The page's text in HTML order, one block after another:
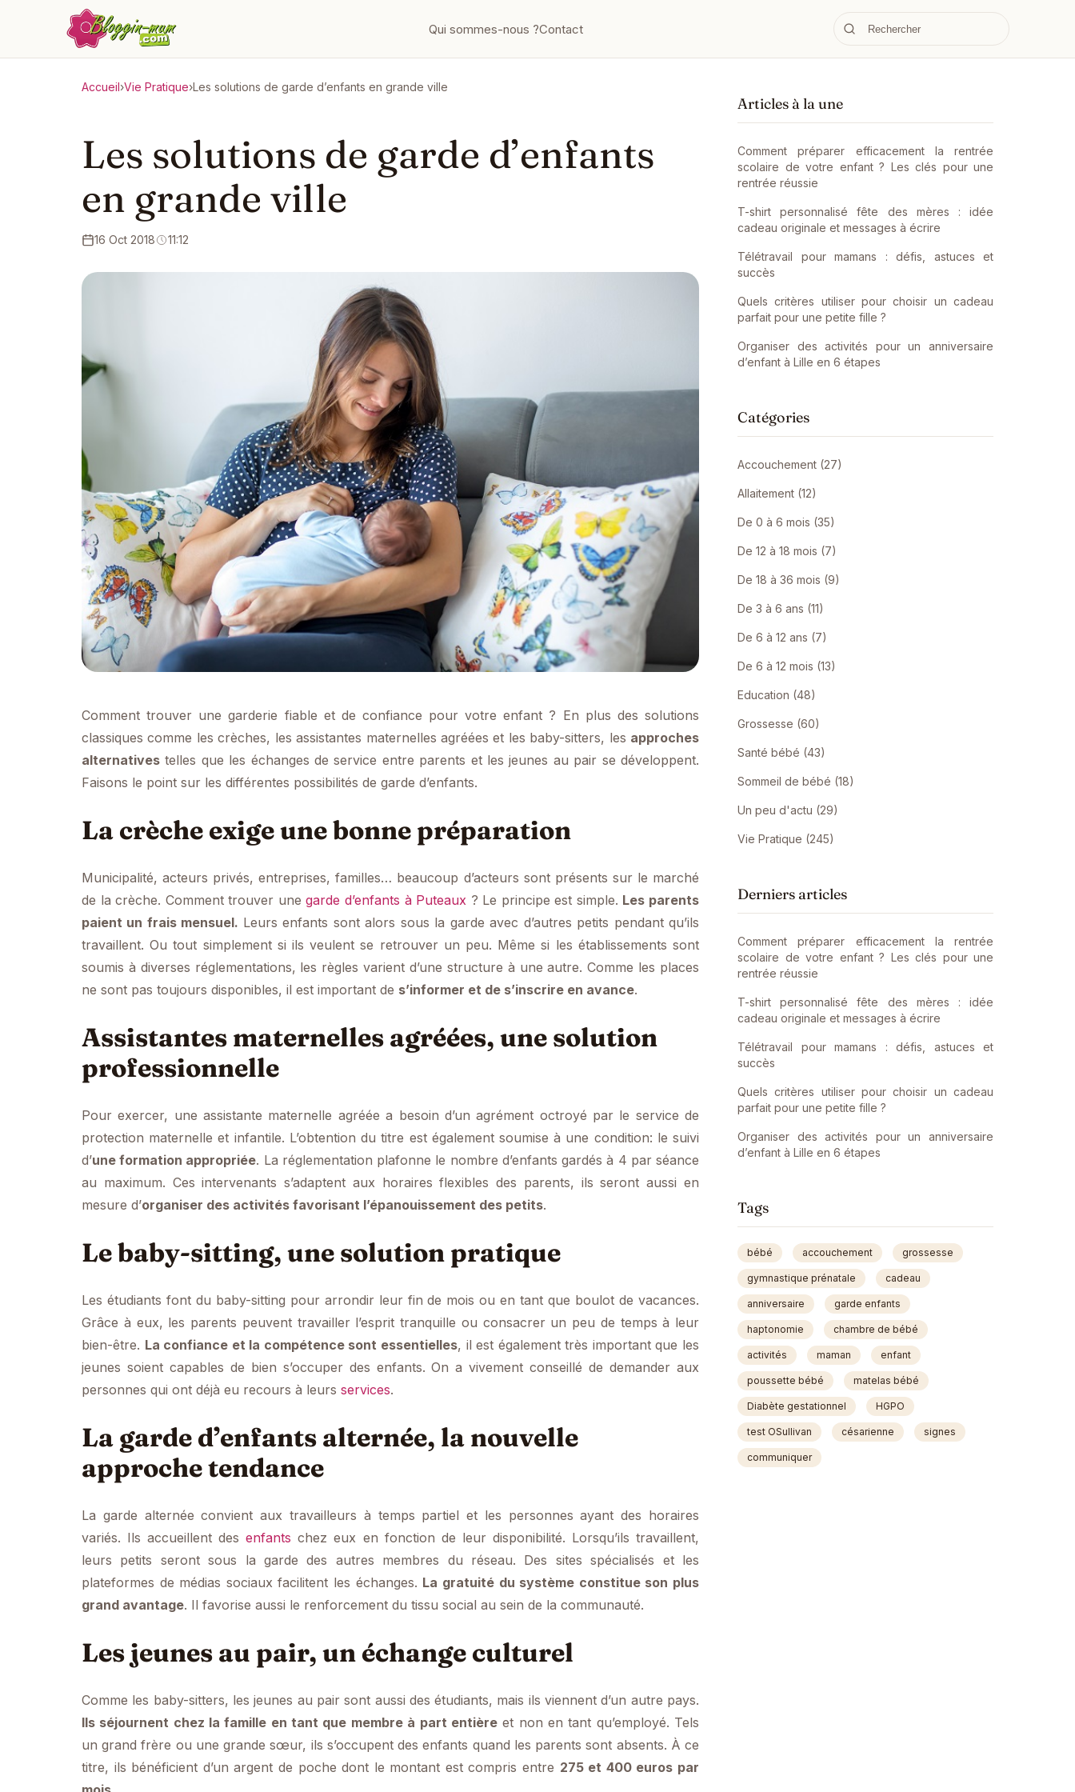
Qui sommes-nous ?Contact
Accueil›Vie Pratique›Les solutions de garde d’enfants en grande ville
Les solutions de garde d’enfants
en grande ville
16 Oct 2018 11:12
Comment trouver une garderie fiable et de confiance pour votre enfant ? En plus des solutions
classiques comme les crèches, les assistantes maternelles agréées et les baby-sitters, les approches
alternatives telles que les échanges de service entre parents et les jeunes au pair se développent.
Faisons le point sur les différentes possibilités de garde d’enfants.
La crèche exige une bonne préparation
Municipalité, acteurs privés, entreprises, familles… beaucoup d’acteurs sont présents sur le marché
de la crèche. Comment trouver unegarde d’enfants à Puteaux ? Le principe est simple. Les parents
paient un frais mensuel. Leurs enfants sont alors sous la garde avec d’autres petits pendant qu’ils
travaillent. Ou tout simplement si ils veulent se retrouver un peu. Même si les établissements sont
soumis à diverses réglementations, les règles varient d’une structure à une autre. Comme les places
ne sont pas toujours disponibles, il est important de s’informer et de s’inscrire en avance.
Assistantes maternelles agréées, une solution
professionnelle
Pour exercer, une assistante maternelle agréée a besoin d’un agrément octroyé par le service de
protection maternelle et infantile. L’obtention du titre est également soumise à une condition: le suivi
d’une formation appropriée. La réglementation plafonne le nombre d’enfants gardés à 4 par séance
au maximum. Ces intervenants s’adaptent aux horaires flexibles des parents, ils seront aussi en
mesure d’organiser des activités favorisant l’épanouissement des petits.
Le baby-sitting, une solution pratique
Les étudiants font du baby-sitting pour arrondir leur fin de mois ou en tant que boulot de vacances.
Grâce à eux, les parents peuvent travailler l’esprit tranquille ou consacrer un peu de temps à leur
bien-être. La confiance et la compétence sont essentielles, il est également très important que les
jeunes soient capables de bien s’occuper des enfants. On a vivement conseillé de demander aux
personnes qui ont déjà eu recours à leurs services.
La garde d’enfants alternée, la nouvelle
approche tendance
La garde alternée convient aux travailleurs à temps partiel et les personnes ayant des horaires
variés. Ils accueillent desenfants chez eux en fonction de leur disponibilité. Lorsqu’ils travaillent,
leurs petits seront sous la garde des autres membres du réseau. Des sites spécialisés et les
plateformes de médias sociaux facilitent les échanges. La gratuité du système constitue son plus
grand avantage. Il favorise aussi le renforcement du tissu social au sein de la communauté.
Les jeunes au pair, un échange culturel
Comme les baby-sitters, les jeunes au pair sont aussi des étudiants, mais ils viennent d’un autre pays.
Ils séjournent chez la famille en tant que membre à part entièreet non en tant qu’employé. Tels
un grand frère ou une grande sœur, ils s’occupent des enfants quand les parents sont absents. À ce
titre, ils bénéficient d’un argent de poche dont le montant est compris entre 275 et 400 euros par
Articles à la une
Comment préparer efficacement la rentrée
scolaire de votre enfant ? Les clés pour une
rentrée réussie
T-shirt personnalisé fête des mères : idée
cadeau originale et messages à écrire
Télétravail pour mamans : défis, astuces et
succès
Quels critères utiliser pour choisir un cadeau
parfait pour une petite fille ?
Organiser des activités pour un anniversaire
d’enfant à Lille en 6 étapes
Catégories
Accouchement (27)
Allaitement (12)
De 0 à 6 mois (35)
De 12 à 18 mois (7)
De 18 à 36 mois (9)
De 3 à 6 ans (11)
De 6 à 12 ans (7)
De 6 à 12 mois (13)
Education (48)
Grossesse (60)
Santé bébé (43)
Sommeil de bébé (18)
Un peu d'actu (29)
Vie Pratique (245)
Derniers articles
Comment préparer efficacement la rentrée
scolaire de votre enfant ? Les clés pour une
rentrée réussie
T-shirt personnalisé fête des mères : idée
cadeau originale et messages à écrire
Télétravail pour mamans : défis, astuces et
succès
Quels critères utiliser pour choisir un cadeau
parfait pour une petite fille ?
Organiser des activités pour un anniversaire
d’enfant à Lille en 6 étapes
Tags
bébé accouchement grossesse
gymnastique prénatale cadeau
anniversaire garde enfants
haptonomie chambre de bébé
activités maman enfant
poussette bébé matelas bébé
Diabète gestationnel HGPO
test OSullivan césarienne signes
communiquer